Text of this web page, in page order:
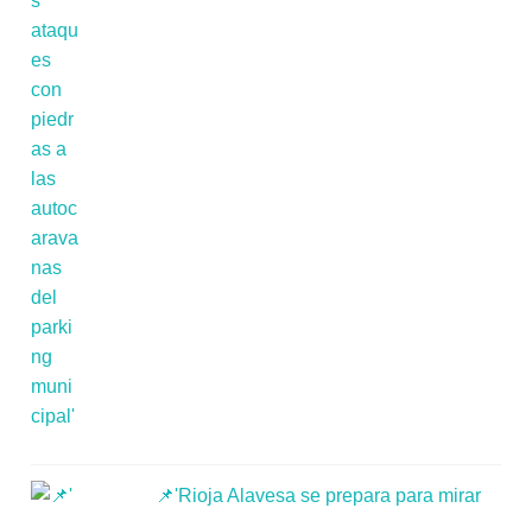
📌'Rioja Alavesa se prepara para mirar